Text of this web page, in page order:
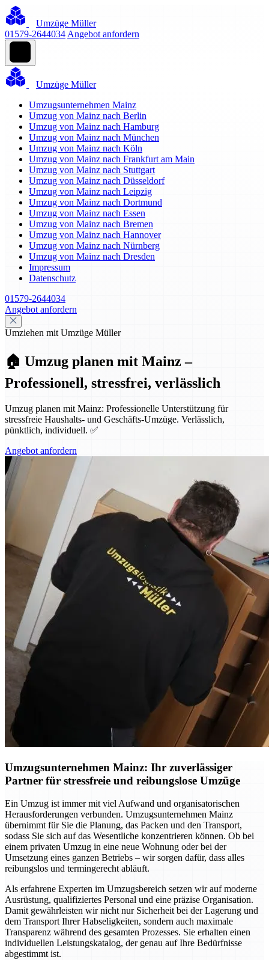
Umzüge Müller
01579-2644034 Angebot anfordern
Umzüge Müller
Umzugsunternehmen Mainz
Umzug von Mainz nach Berlin
Umzug von Mainz nach Hamburg
Umzug von Mainz nach München
Umzug von Mainz nach Köln
Umzug von Mainz nach Frankfurt am Main
Umzug von Mainz nach Stuttgart
Umzug von Mainz nach Düsseldorf
Umzug von Mainz nach Leipzig
Umzug von Mainz nach Dortmund
Umzug von Mainz nach Essen
Umzug von Mainz nach Bremen
Umzug von Mainz nach Hannover
Umzug von Mainz nach Nürnberg
Umzug von Mainz nach Dresden
Impressum
Datenschutz
01579-2644034
Angebot anfordern
Umziehen mit Umzüge Müller
🏠 Umzug planen mit Mainz –
Professionell, stressfrei, verlässlich
Umzug planen mit Mainz: Professionelle Unterstützung für
stressfreie Haushalts- und Geschäfts-Umzüge. Verlässlich,
pünktlich, individuell. ✅
Angebot anfordern
Umzugsunternehmen Mainz: Ihr zuverlässiger
Partner für stressfreie und reibungslose Umzüge
Ein Umzug ist immer mit viel Aufwand und organisatorischen
Herausforderungen verbunden. Umzugsunternehmen Mainz
übernimmt für Sie die Planung, das Packen und den Transport,
sodass Sie sich auf das Wesentliche konzentrieren können. Ob bei
einem privaten Umzug in eine neue Wohnung oder bei der
Umsetzung eines ganzen Betriebs – wir sorgen dafür, dass alles
reibungslos und termingerecht abläuft.
Als erfahrene Experten im Umzugsbereich setzen wir auf moderne
Ausrüstung, qualifiziertes Personal und eine präzise Organisation.
Damit gewährleisten wir nicht nur Sicherheit bei der Lagerung und
dem Transport Ihrer Habseligkeiten, sondern auch maximale
Transparenz während des gesamten Prozesses. Sie erhalten einen
individuellen Leistungskatalog, der genau auf Ihre Bedürfnisse
abgestimmt ist.